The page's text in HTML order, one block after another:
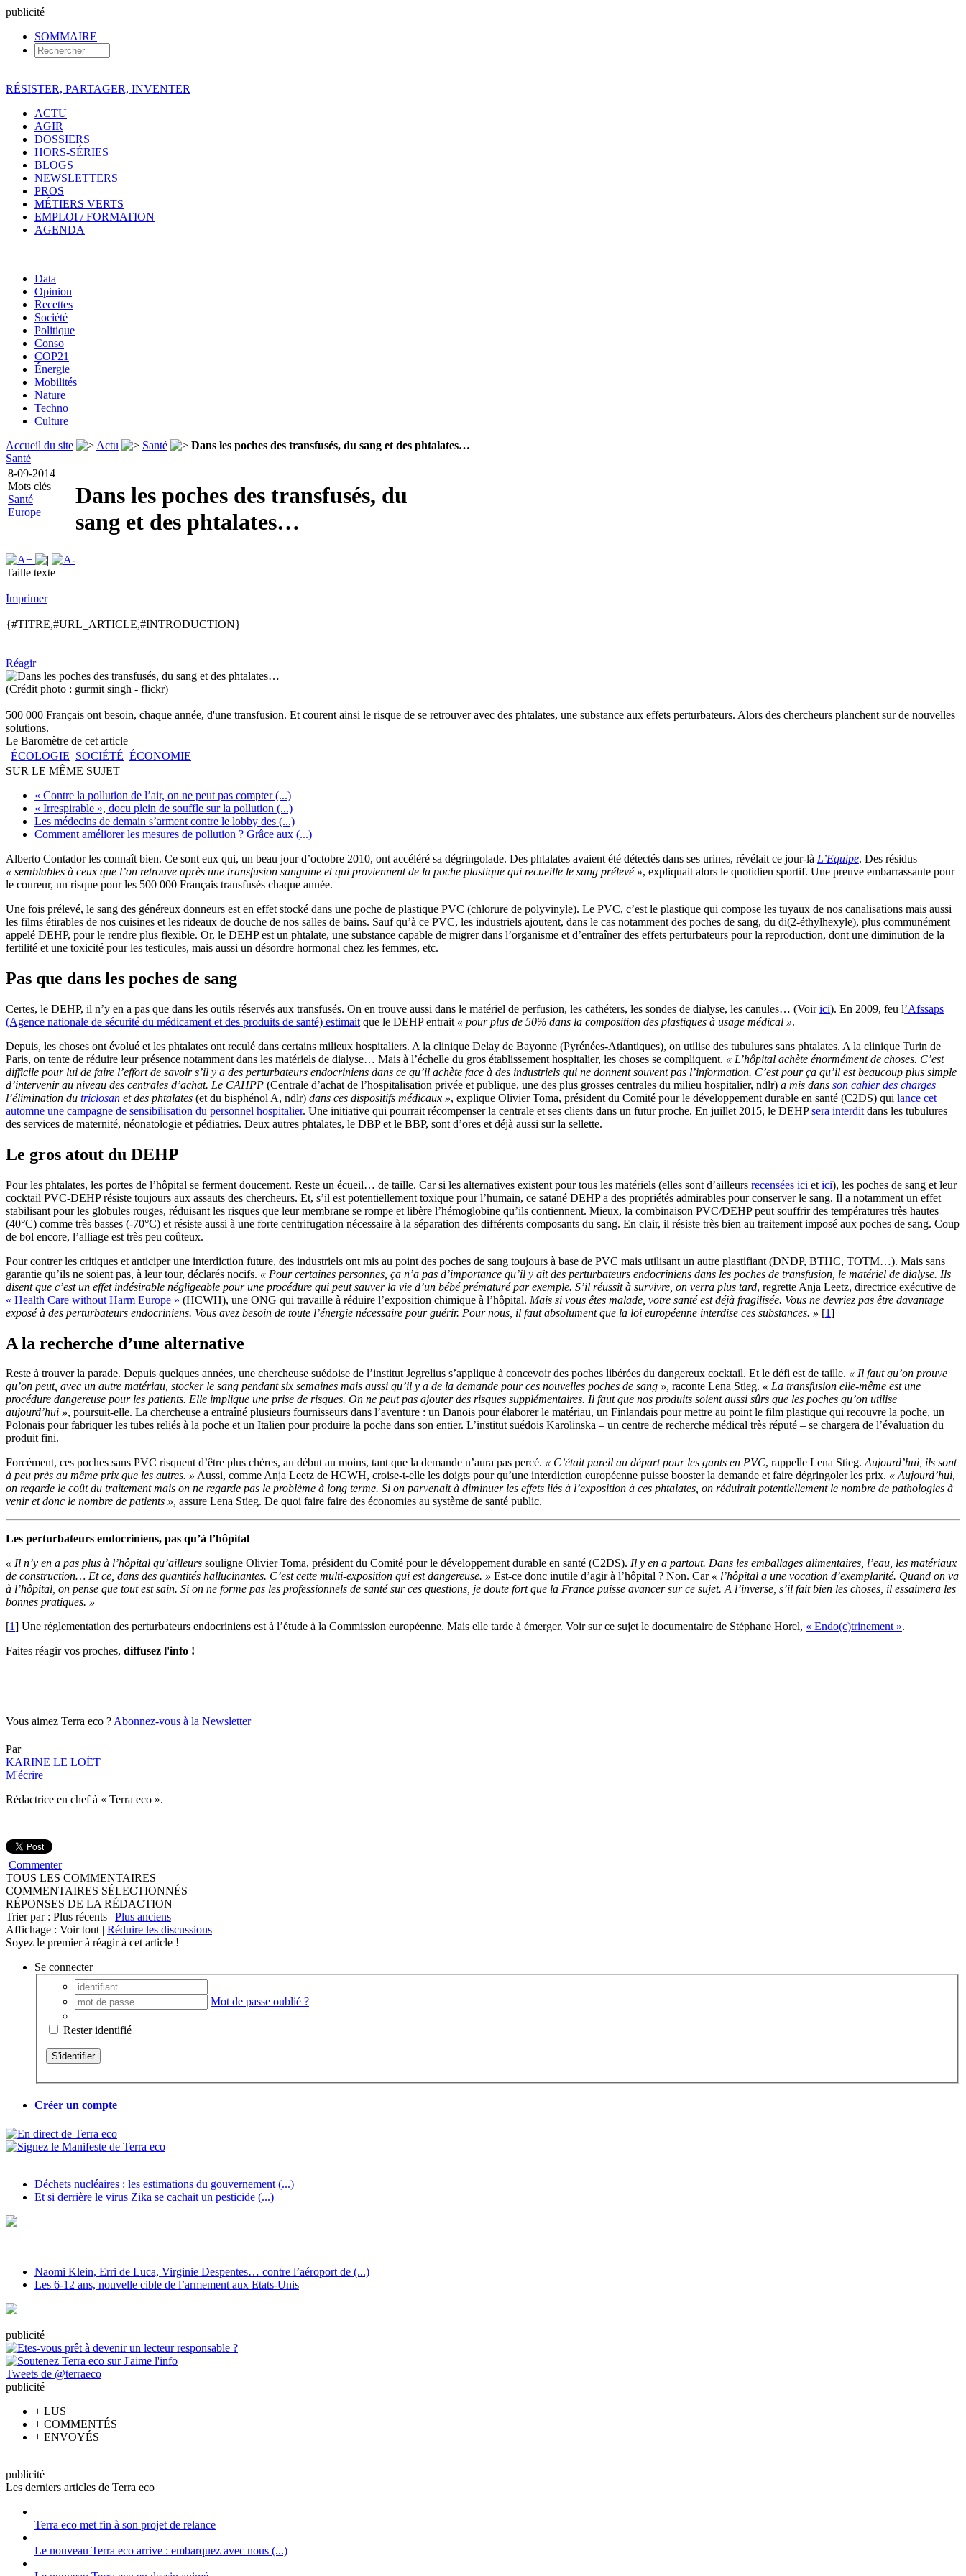
publicité
SOMMAIRE
RÉSISTER, PARTAGER, INVENTER
ACTU
AGIR
DOSSIERS
HORS-SÉRIES
BLOGS
NEWSLETTERS
PROS
MÉTIERS VERTS
EMPLOI / FORMATION
AGENDA
Data
Opinion
Recettes
Société
Politique
Conso
COP21
Énergie
Mobilités
Nature
Techno
Culture
Accueil du site
Actu Santé
Dans les poches des transfusés, du sang et des phtalates…
Santé
8-09-2014
Mots clés
Santé
Europe
Dans les poches des transfusés, du
sang et des phtalates…
Taille texte
Imprimer
{#TITRE,#URL_ARTICLE,#INTRODUCTION}
Réagir
(Crédit photo : gurmit singh - flickr)
500 000 Français ont besoin, chaque année, d'une transfusion. Et courent ainsi le risque de se retrouver avec des phtalates, une substance aux effets perturbateurs. Alors des chercheurs planchent sur de nouvelles
solutions.
Le Baromètre de cet article
ÉCOLOGIE SOCIÉTÉ ÉCONOMIE
SUR LE MÊME SUJET
« Contre la pollution de l’air, on ne peut pas compter (...)
« Irrespirable », docu plein de souffle sur la pollution (...)
Les médecins de demain s’arment contre le lobby des (...)
Comment améliorer les mesures de pollution ? Grâce aux (...)
Alberto Contador les connaît bien. Ce sont eux qui, un beau jour d’octobre 2010, ont accéléré sa dégringolade. Des phtalates avaient été détectés dans ses urines, révélait ce jour-là L’Equipe. Des résidus
« semblables à ceux que l’on retrouve après une transfusion sanguine et qui proviennent de la poche plastique qui recueille le sang prélevé », expliquait alors le quotidien sportif. Une preuve embarrassante pour
le coureur, un risque pour les 500 000 Français transfusés chaque année.
Une fois prélevé, le sang des généreux donneurs est en effet stocké dans une poche de plastique PVC (chlorure de polyvinyle). Le PVC, c’est le plastique qui compose les tuyaux de nos canalisations mais aussi
les films étirables de nos cuisines et les rideaux de douche de nos salles de bains. Sauf qu’à ce PVC, les industriels ajoutent, dans le cas notamment des poches de sang, du di(2-éthylhexyle), plus communément
appelé DEHP, pour le rendre plus flexible. Or, le DEHP est un phtalate, une substance capable de migrer dans l’organisme et d’entraîner des effets perturbateurs pour la reproduction, dont une diminution de la
fertilité et une toxicité pour les testicules, mais aussi un désordre hormonal chez les femmes, etc.
Pas que dans les poches de sang
Certes, le DEHP, il n’y en a pas que dans les outils réservés aux transfusés. On en trouve aussi dans le matériel de perfusion, les cathéters, les sondes de dialyse, les canules… (Voirici). En 2009, feu l’Afssaps
(Agence nationale de sécurité du médicament et des produits de santé) estimait que le DEHP entrait « pour plus de 50% dans la composition des plastiques à usage médical ».
Depuis, les choses ont évolué et les phtalates ont reculé dans certains milieux hospitaliers. A la clinique Delay de Bayonne (Pyrénées-Atlantiques), on utilise des tubulures sans phtalates. A la clinique Turin de
Paris, on tente de réduire leur présence notamment dans les matériels de dialyse… Mais à l’échelle du gros établissement hospitalier, les choses se compliquent. « L’hôpital achète énormément de choses. C’est
difficile pour lui de faire l’effort de savoir s’il y a des perturbateurs endocriniens dans ce qu’il achète face à des industriels qui ne donnent souvent pas l’information. C’est pour ça qu’il est beaucoup plus simple
d’intervenir au niveau des centrales d’achat. Le CAHPP (Centrale d’achat de l’hospitalisation privée et publique, une des plus grosses centrales du milieu hospitalier, ndlr) a mis dans son cahier des charges
l’élimination du triclosan et des phtalates (et du bisphénol A, ndlr) dans ces dispositifs médicaux », explique Olivier Toma, président du Comité pour le développement durable en santé (C2DS) qui lance cet
automne une campagne de sensibilisation du personnel hospitalier. Une initiative qui pourrait récompenser la centrale et ses clients dans un futur proche. En juillet 2015, le DEHPsera interdit dans les tubulures
des services de maternité, néonatologie et pédiatries. Deux autres phtalates, le DBP et le BBP, sont d’ores et déjà aussi sur la sellette.
Le gros atout du DEHP
Pour les phtalates, les portes de l’hôpital se ferment doucement. Reste un écueil… de taille. Car si les alternatives existent pour tous les matériels (elles sont d’ailleurs recensées ici et ici), les poches de sang et leur
cocktail PVC-DEHP résiste toujours aux assauts des chercheurs. Et, s’il est potentiellement toxique pour l’humain, ce satané DEHP a des propriétés admirables pour conserver le sang. Il a notamment un effet
stabilisant pour les globules rouges, réduisant les risques que leur membrane se rompe et libère l’hémoglobine qu’ils contiennent. Mieux, la combinaison PVC/DEHP peut souffrir des températures très hautes
(40°C) comme très basses (-70°C) et résiste aussi à une forte centrifugation nécessaire à la séparation des différents composants du sang. En clair, il résiste très bien au traitement imposé aux poches de sang. Coup
de bol encore, l’alliage est très peu coûteux.
Pour contrer les critiques et anticiper une interdiction future, des industriels ont mis au point des poches de sang toujours à base de PVC mais utilisant un autre plastifiant (DNDP, BTHC, TOTM…). Mais sans
garantie qu’ils ne soient pas, à leur tour, déclarés nocifs. « Pour certaines personnes, ça n’a pas d’importance qu’il y ait des perturbateurs endocriniens dans les poches de transfusion, le matériel de dialyse. Ils
disent que c’est un effet indésirable négligeable pour une procédure qui peut sauver la vie d’un bébé prématuré par exemple. S’il réussit à survivre, on verra plus tard, regrette Anja Leetz, directrice exécutive de
« Health Care without Harm Europe » (HCWH), une ONG qui travaille à réduire l’exposition chimique à l’hôpital. Mais si vous êtes malade, votre santé est déjà fragilisée. Vous ne devriez pas être davantage
exposé à des perturbateurs endocriniens. Vous avez besoin de toute l’énergie nécessaire pour guérir. Pour nous, il faut absolument que la loi européenne interdise ces substances. » [1]
A la recherche d’une alternative
Reste à trouver la parade. Depuis quelques années, une chercheuse suédoise de l’institut Jegrelius s’applique à concevoir des poches libérées du dangereux cocktail. Et le défi est de taille. « Il faut qu’on prouve
qu’on peut, avec un autre matériau, stocker le sang pendant six semaines mais aussi qu’il y a de la demande pour ces nouvelles poches de sang », raconte Lena Stieg. « La transfusion elle-même est une
procédure dangereuse pour les patients. Elle implique une prise de risques. On ne peut pas ajouter des risques supplémentaires. Il faut que nos produits soient aussi sûrs que les poches qu’on utilise
aujourd’hui », poursuit-elle. La chercheuse a entraîné plusieurs fournisseurs dans l’aventure : un Danois pour élaborer le matériau, un Finlandais pour mettre au point le film plastique qui recouvre la poche, un
Polonais pour fabriquer les tubes reliés à la poche et un Italien pour produire la poche dans son entier. L’institut suédois Karolinska – un centre de recherche médical très réputé – se chargera de l’évaluation du
produit fini.
Forcément, ces poches sans PVC risquent d’être plus chères, au début au moins, tant que la demande n’aura pas percé. « C’était pareil au départ pour les gants en PVC, rappelle Lena Stieg.Aujourd’hui, ils sont
à peu près au même prix que les autres. » Aussi, comme Anja Leetz de HCWH, croise-t-elle les doigts pour qu’une interdiction européenne puisse booster la demande et faire dégringoler les prix. « Aujourd’hui,
on regarde le coût du traitement mais on ne regarde pas le problème à long terme. Si on parvenait à diminuer les effets liés à l’exposition à ces phtalates, on réduirait potentiellement le nombre de pathologies à
venir et donc le nombre de patients », assure Lena Stieg. De quoi faire faire des économies au système de santé public.
Les perturbateurs endocriniens, pas qu’à l’hôpital
« Il n’y en a pas plus à l’hôpital qu’ailleurs souligne Olivier Toma, président du Comité pour le développement durable en santé (C2DS). Il y en a partout. Dans les emballages alimentaires, l’eau, les matériaux
de construction… Et ce, dans des quantités hallucinantes. C’est cette multi-exposition qui est dangereuse. » Est-ce donc inutile d’agir à l’hôpital ? Non. Car « l’hôpital a une vocation d’exemplarité. Quand on va
à l’hôpital, on pense que tout est sain. Si on ne forme pas les professionnels de santé sur ces questions, je doute fort que la France puisse avancer sur ce sujet. A l’inverse, s’il fait bien les choses, il essaimera les
bonnes pratiques. »
[1] Une réglementation des perturbateurs endocriniens est à l’étude à la Commission européenne. Mais elle tarde à émerger. Voir sur ce sujet le documentaire de Stéphane Horel, « Endo(c)trinement ».
Faites réagir vos proches, diffusez l'info !
Vous aimez Terra eco ?Abonnez-vous à la Newsletter
Par
KARINE LE LOËT
M'écrire
Rédactrice en chef à « Terra eco ».
Commenter
TOUS LES COMMENTAIRES
COMMENTAIRES SÉLECTIONNÉS
RÉPONSES DE LA RÉDACTION
Trier par : Plus récents | Plus anciens
Affichage : Voir tout | Réduire les discussions
Soyez le premier à réagir à cet article !
Se connecter
Mot de passe oublié ?
Rester identifié
Créer un compte
Déchets nucléaires : les estimations du gouvernement (...)
Et si derrière le virus Zika se cachait un pesticide (...)
Naomi Klein, Erri de Luca, Virginie Despentes… contre l’aéroport de (...)
Les 6-12 ans, nouvelle cible de l’armement aux Etats-Unis
publicité
Tweets de @terraeco
publicité
+ LUS
+ COMMENTÉS
+ ENVOYÉS
publicité
Les derniers articles de Terra eco
Terra eco met fin à son projet de relance
Le nouveau Terra eco arrive : embarquez avec nous (...)